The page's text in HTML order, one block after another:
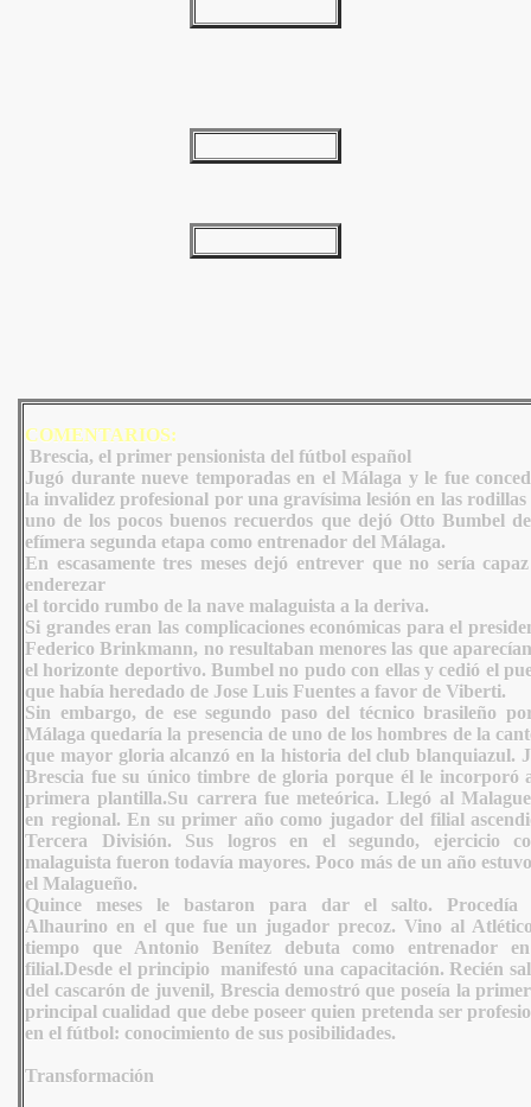
COMENTARIOS:
Brescia, el primer pensionista del fútbol español
Jugó durante nueve temporadas en el Málaga y le fue
la invalidez profesional por una gravísima lesión en las rodillas
uno de los pocos buenos recuerdos que dejó Otto Bumbel
efímera segunda etapa como entrenador del Málaga.
En escasamente tres meses dejó entrever que no sería
enderezar
el torcido rumbo de la nave malaguista a la deriva.
Si grandes eran las complicaciones económicas para el
Federico Brinkmann, no resultaban menores las que
el horizonte deportivo. Bumbel no pudo con ellas y cedió el
que había heredado de Jose Luis Fuentes a favor de Viberti.
Sin embargo, de ese segundo paso del técnico brasileño
Málaga quedaría la presencia de uno de los hombres de la
que mayor gloria alcanzó en la historia del club blanquiazul.
Brescia fue su único timbre de gloria porque él le incorporó
primera plantilla.Su carrera fue meteórica. Llegó al
en regional. En su primer año como jugador del filial
Tercera División. Sus logros en el segundo, ejercicio
malaguista fueron todavía mayores. Poco más de un año
el Malagueño.
Quince meses le bastaron para dar el salto. Procedía
Alhaurino en el que fue un jugador precoz. Vino al
tiempo que Antonio Benítez debuta como entrenador
filial.Desde el principio manifestó una capacitación. Recién
del cascarón de juvenil, Brescia demostró que poseía la
principal cualidad que debe poseer quien pretenda ser
en el fútbol: conocimiento de sus posibilidades.
Transformación